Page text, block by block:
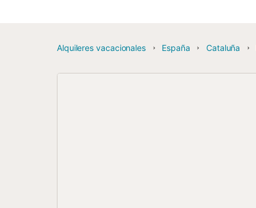
Alquileres vacacionales España Cataluña